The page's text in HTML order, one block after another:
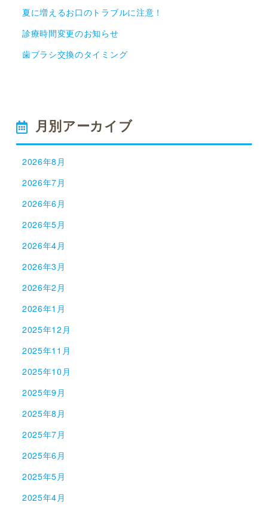
夏に増えるお口のトラブルに注意！
診療時間変更のお知らせ
歯ブラシ交換のタイミング
月別アーカイブ
2026年8月
2026年7月
2026年6月
2026年5月
2026年4月
2026年3月
2026年2月
2026年1月
2025年12月
2025年11月
2025年10月
2025年9月
2025年8月
2025年7月
2025年6月
2025年5月
2025年4月